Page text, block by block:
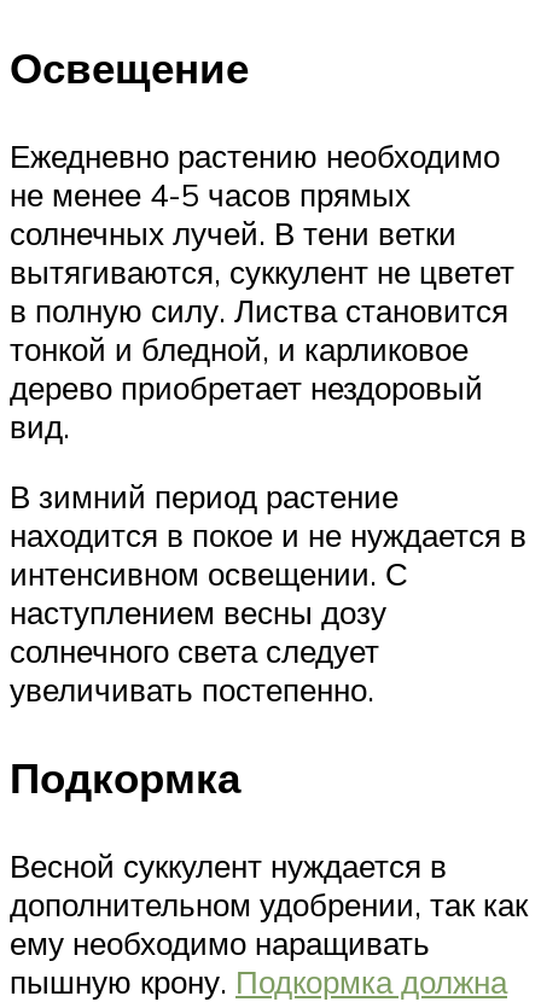
Освещение
Ежедневно растению необходимо
не менее 4-5 часов прямых
солнечных лучей. В тени ветки
вытягиваются, суккулент не цветет
в полную силу. Листва становится
тонкой и бледной, и карликовое
дерево приобретает нездоровый
вид.
В зимний период растение
находится в покое и не нуждается в
интенсивном освещении. С
наступлением весны дозу
солнечного света следует
увеличивать постепенно.
Подкормка
Весной суккулент нуждается в
дополнительном удобрении, так как
ему необходимо наращивать
пышную крону. Подкормка должна